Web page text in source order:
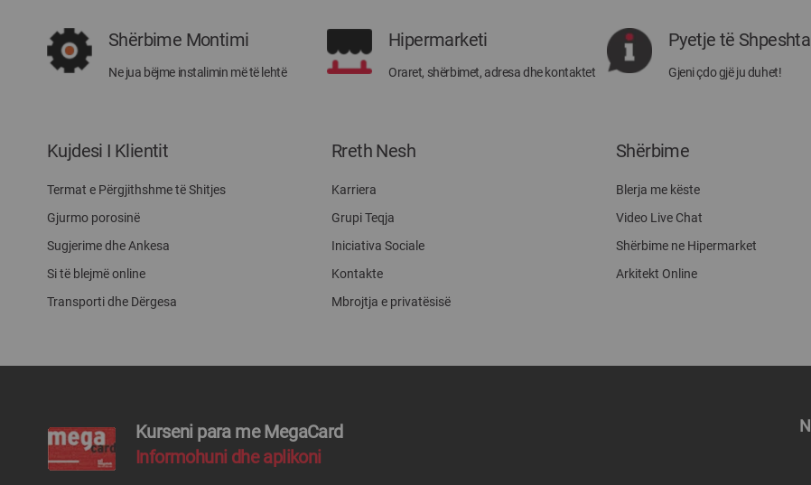
rreth
Megatek:
Shërbime Montimi
Ne jua bëjme instalimin më të lehtë
Hipermarketi
Oraret, shërbimet, adresa dhe kontaktet
Pyetje të Shpeshta
Gjeni çdo gjë ju duhet!
Kujdesi I Klientit
Termat e Përgjithshme të Shitjes
Gjurmo porosinë
Sugjerime dhe Ankesa
Si të blejmë online
Transporti dhe Dërgesa
Rreth Nesh
Karriera
Grupi Teqja
Iniciativa Sociale
Kontakte
Mbrojtja e privatësisë
Shërbime
Blerja me këste
Video Live Chat
Shërbime ne Hipermarket
Arkitekt Online
Kurseni para me MegaCard
Informohuni dhe aplikoni